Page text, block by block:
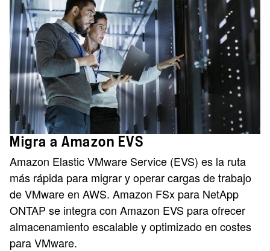
Migra a Amazon EVS
Amazon Elastic VMware Service (EVS) es la ruta
más rápida para migrar y operar cargas de trabajo
de VMware en AWS. Amazon FSx para NetApp
ONTAP se integra con Amazon EVS para ofrecer
almacenamiento escalable y optimizado en costes
para VMware.